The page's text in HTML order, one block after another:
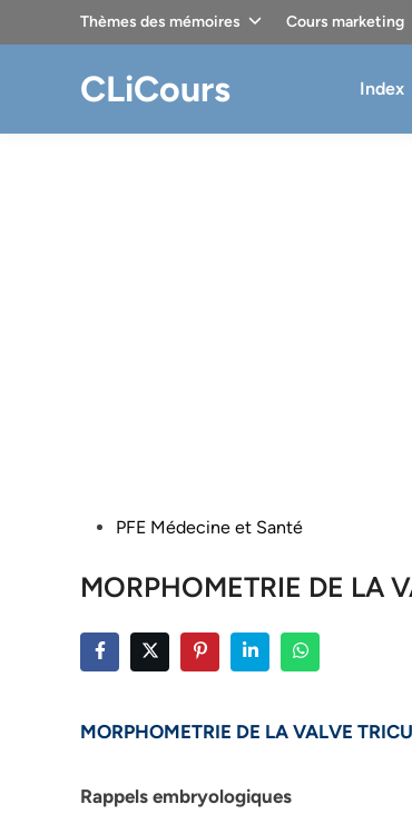
Thèmes des mémoires Cours marketing
CLiCours Index
PostedPFE Médecine et Santé
MORPHOMETRIE DE LA
MORPHOMETRIE DE LA VALVE
Rappels embryologiques